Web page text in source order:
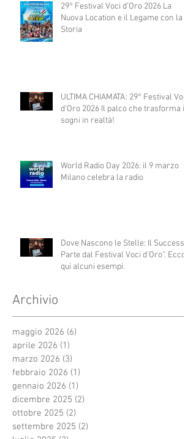
29° Festival Voci d'Oro 2026 La
Nuova Location e il Legame con la
Storia
ULTIMA CHIAMATA: 29° Festival Voci
d'Oro 2026 Il palco che trasforma i
sogni in realtà!
World Radio Day 2026: il 9 marzo
Milano celebra la radio
Dove Nascono le Stelle: Il Successo
Parte dal Festival Voci d’Oro”. Ecco
qui alcuni esempi.
Archivio
maggio 2026 (6)
aprile 2026 (1)
marzo 2026 (3)
febbraio 2026 (1)
gennaio 2026 (1)
dicembre 2025 (2)
ottobre 2025 (2)
settembre 2025 (2)